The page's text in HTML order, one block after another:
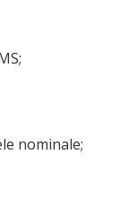
nominale;